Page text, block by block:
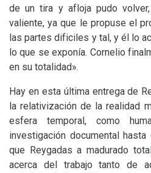
de un tira y afloja pudo
valiente, ya que le propuse el
las partes dificiles y tal, y él lo
lo que se exponía. Cornelio
en su totalidad».
Hay en esta última entrega de
la relativización de la realidad
esfera temporal, como
investigación documental
que Reygadas a madurado
acerca del trabajo tanto de